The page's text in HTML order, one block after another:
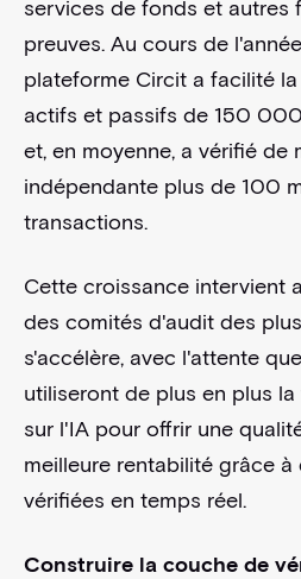
services de fonds et autres
preuves. Au cours de
plateforme Circit a facilité
actifs et passifs de 150
et, en moyenne, a vérifié de
indépendante plus de 100
transactions.
Cette croissance intervient
des comités d'audit des
s'accélère, avec l'attente
utiliseront de plus en plus
sur l'IA pour offrir une
meilleure rentabilité grâce
vérifiées en temps réel.
Construire la couche de